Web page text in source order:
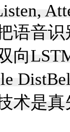
语音
向
术是